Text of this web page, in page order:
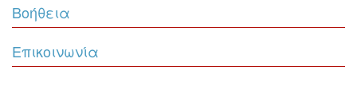
Βοήθεια
Επικοινωνία